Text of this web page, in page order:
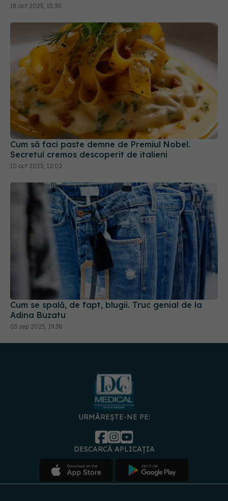
18 oct 2025, 15:30
Cum să faci paste demne de Premiul Nobel.
Secretul cremos descoperit de italieni
10 oct 2025, 12:02
Cum se spală, de fapt, blugii. Truc genial de la
Adina Buzatu
05 sep 2025, 19:38
URMĂREȘTE-NE PE:
DESCARCĂ APLICAȚIA